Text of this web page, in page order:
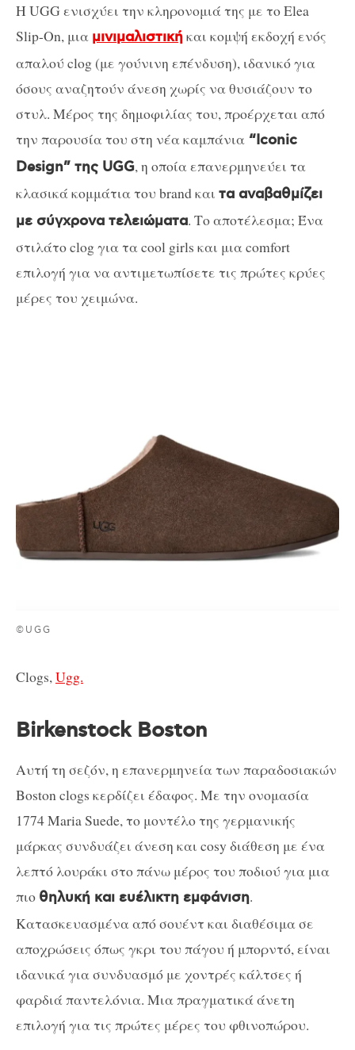
Η UGG ενισχύει την κληρονομιά της με το Elea
Slip-On, μια μινιμαλιστικήκαι κομψή εκδοχή ενός
απαλού clog (με γούνινη επένδυση), ιδανικό για
όσους αναζητούν άνεση χωρίς να θυσιάζουν το
στυλ. Μέρος της δημοφιλίας του, προέρχεται από
την παρουσία του στη νέα καμπάνια “Iconic
Design” της UGG, η οποία επανερμηνεύει τα
κλασικά κομμάτια του brand και τα αναβαθμίζει
με σύγχρονα τελειώματα. Το αποτέλεσμα; Ένα
στιλάτο clog για τα cool girls και μια comfort
επιλογή για να αντιμετωπίσετε τις πρώτες κρύες
μέρες του χειμώνα.
©UGG
Clogs,Ugg.
Birkenstock Boston
Αυτή τη σεζόν, η επανερμηνεία των παραδοσιακών
Boston clogs κερδίζει έδαφος. Με την ονομασία
1774 Maria Suede, το μοντέλο της γερμανικής
μάρκας συνδυάζει άνεση και cosy διάθεση με ένα
λεπτό λουράκι στο πάνω μέρος του ποδιού για μια
πιο θηλυκή και ευέλικτη εμφάνιση.
Κατασκευασμένα από σουέντ και διαθέσιμα σε
αποχρώσεις όπως γκρι του πάγου ή μπορντό, είναι
ιδανικά για συνδυασμό με χοντρές κάλτσες ή
φαρδιά παντελόνια. Μια πραγματικά άνετη
επιλογή για τις πρώτες μέρες του φθινοπώρου.